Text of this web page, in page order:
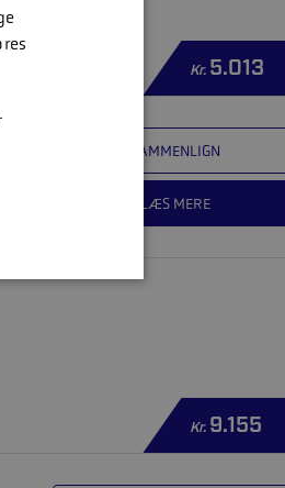
Kr. 5.013
SAMMENLIGN
LÆS MERE
Kr. 9.155